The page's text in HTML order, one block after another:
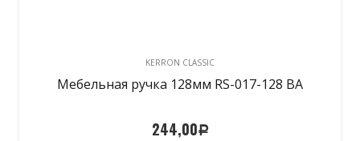
KERRON CLASSIC
Мебельная ручка 128мм RS-017-128 BA
244,00Р